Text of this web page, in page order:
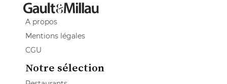
A propos
Mentions légales
CGU
Notre sélection